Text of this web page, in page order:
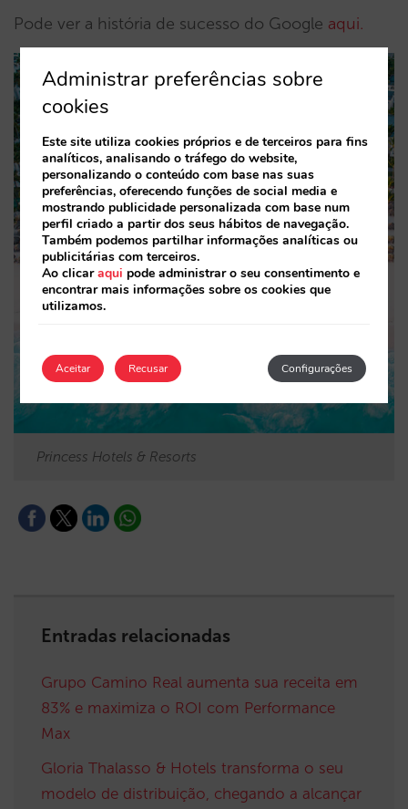
Pode ver a história de sucesso do Google aqui.
Princess Hotels & Resorts
Entradas relacionadas
Grupo Camino Real aumenta sua receita em
83% e maximiza o ROI com Performance
Max
Gloria Thalasso & Hotels transforma o seu
modelo de distribuição, chegando a alcançar
Administrar preferências sobre
cookies
Este site utiliza cookies próprios e de terceiros para fins
analíticos, analisando o tráfego do website,
personalizando o conteúdo com base nas suas
preferências, oferecendo funções de social media e
mostrando publicidade personalizada com base num
perfil criado a partir dos seus hábitos de navegação.
Também podemos partilhar informações analíticas ou
publicitárias com terceiros.
Ao clicaraqui pode administrar o seu consentimento e
encontrar mais informações sobre os cookies que
utilizamos.
Aceitar Configurações
Recusar